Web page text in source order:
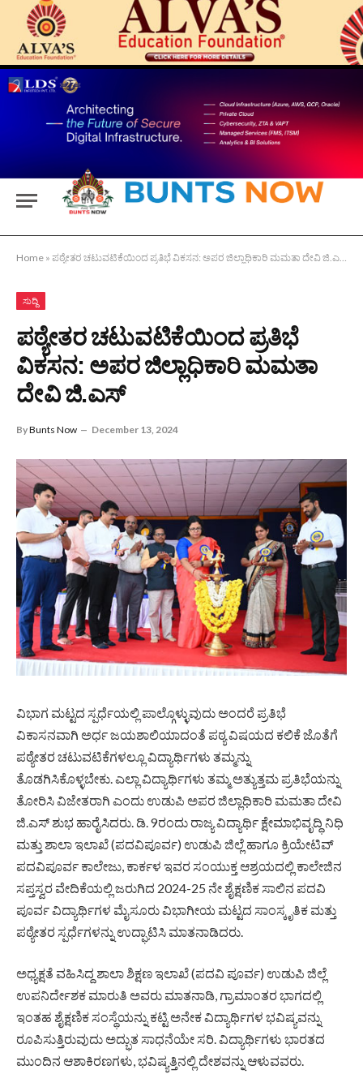
Home » ಪಠ್ಯೇತರ ಚಟುವಟಿಕೆಯಿಂದ ಪ್ರತಿಭೆ ವಿಕಸನ: ಅಪರ ಜಿಲ್ಲಾಧಿಕಾರಿ ಮಮತಾ ದೇವಿ ಜಿ.ಎಸ್
ಸುದ್ದಿ
ಪಠ್ಯೇತರ ಚಟುವಟಿಕೆಯಿಂದ ಪ್ರತಿಭೆ
ವಿಕಸನ: ಅಪರ ಜಿಲ್ಲಾಧಿಕಾರಿ ಮಮತಾ
ದೇವಿ ಜಿ.ಎಸ್
ByBunts Now December 13, 2024
ವಿಭಾಗ ಮಟ್ಟದ ಸ್ಪರ್ಧೆಯಲ್ಲಿ ಪಾಲ್ಗೊಳ್ಳುವುದು ಅಂದರೆ ಪ್ರತಿಭೆ
ವಿಕಾಸನವಾಗಿ ಅರ್ಧ ಜಯಶಾಲಿಯಾದಂತೆ ಪಠ್ಯ ವಿಷಯದ ಕಲಿಕೆ ಜೊತೆಗೆ
ಪಠ್ಯೇತರ ಚಟುವಟಿಕೆಗಳಲ್ಲೂ ವಿದ್ಯಾರ್ಥಿಗಳು ತಮ್ಮನ್ನು
ತೊಡಗಿಸಿಕೊಳ್ಳಬೇಕು. ಎಲ್ಲಾ ವಿದ್ಯಾರ್ಥಿಗಳು ತಮ್ಮ ಅತ್ಯುತ್ತಮ ಪ್ರತಿಭೆಯನ್ನು
ತೋರಿಸಿ ವಿಜೇತರಾಗಿ ಎಂದು ಉಡುಪಿ ಅಪರ ಜಿಲ್ಲಾಧಿಕಾರಿ ಮಮತಾ ದೇವಿ
ಜಿ.ಎಸ್ ಶುಭ ಹಾರೈಸಿದರು. ಡಿ. 9ರಂದು ರಾಜ್ಯ ವಿದ್ಯಾರ್ಥಿ ಕ್ಷೇಮಾಭಿವೃದ್ಧಿ ನಿಧಿ
ಮತ್ತು ಶಾಲಾ ಇಲಾಖೆ (ಪದವಿಪೂರ್ವ) ಉಡುಪಿ ಜಿಲ್ಲೆ ಹಾಗೂ ಕ್ರಿಯೇಟಿವ್
ಪದವಿಪೂರ್ವ ಕಾಲೇಜು, ಕಾರ್ಕಳ ಇವರ ಸಂಯುಕ್ತ ಆಶ್ರಯದಲ್ಲಿ ಕಾಲೇಜಿನ
ಸಪ್ತಸ್ವರ ವೇದಿಕೆಯಲ್ಲಿ ಜರುಗಿದ 2024-25 ನೇ ಶೈಕ್ಷಣಿಕ ಸಾಲಿನ ಪದವಿ
ಪೂರ್ವ ವಿದ್ಯಾರ್ಥಿಗಳ ಮೈಸೂರು ವಿಭಾಗೀಯ ಮಟ್ಟದ ಸಾಂಸ್ಕೃತಿಕ ಮತ್ತು
ಪಠ್ಯೇತರ ಸ್ಪರ್ಧೆಗಳನ್ನು ಉದ್ಘಾಟಿಸಿ ಮಾತನಾಡಿದರು.
ಅಧ್ಯಕ್ಷತೆ ವಹಿಸಿದ್ದ ಶಾಲಾ ಶಿಕ್ಷಣ ಇಲಾಖೆ (ಪದವಿ ಪೂರ್ವ) ಉಡುಪಿ ಜಿಲ್ಲೆ
ಉಪನಿರ್ದೇಶಕ ಮಾರುತಿ ಅವರು ಮಾತನಾಡಿ, ಗ್ರಾಮಾಂತರ ಭಾಗದಲ್ಲಿ
ಇಂತಹ ಶೈಕ್ಷಣಿಕ ಸಂಸ್ಥೆಯನ್ನು ಕಟ್ಟಿ ಅನೇಕ ವಿದ್ಯಾರ್ಥಿಗಳ ಭವಿಷ್ಯವನ್ನು
ರೂಪಿಸುತ್ತಿರುವುದು ಅದ್ಭುತ ಸಾಧನೆಯೇ ಸರಿ. ವಿದ್ಯಾರ್ಥಿಗಳು ಭಾರತದ
ಮುಂದಿನ ಆಶಾಕಿರಣಗಳು, ಭವಿಷ್ಯತ್ತಿನಲ್ಲಿ ದೇಶವನ್ನು ಆಳುವವರು.